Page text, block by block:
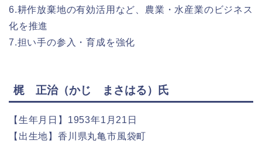
6.耕作放棄地の有効活用など、農業・水産業のビジネス
化を推進
7.担い手の参入・育成を強化
梶 正治（かじ まさはる）氏
【生年月日】1953年1月21日
【出生地】香川県丸亀市風袋町